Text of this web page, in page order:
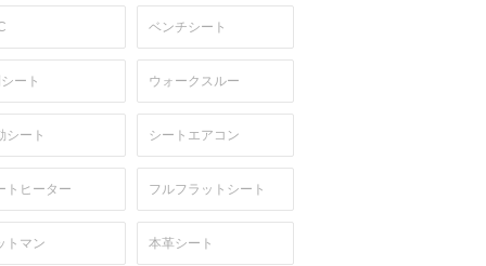
ベンチシート
ート ウォークスルー
シート シートエアコン
トヒーター フルフラットシート
トマン 本革シート